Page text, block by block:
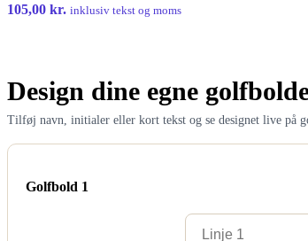
105,00 kr. inklusiv tekst og moms
Design dine egne
Tilføj navn, initialer eller kort tekst og se designet live på
Golfbold 1